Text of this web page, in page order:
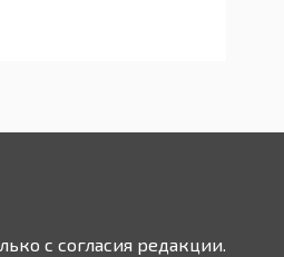
с согласия редакции.